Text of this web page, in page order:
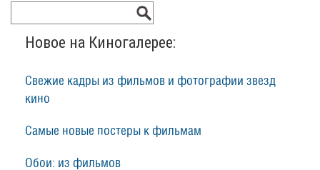
Новое на Киногалерее:
Свежие кадры из фильмов и фотографии звезд
кино
Самые новые постеры к фильмам
Обои: из фильмов